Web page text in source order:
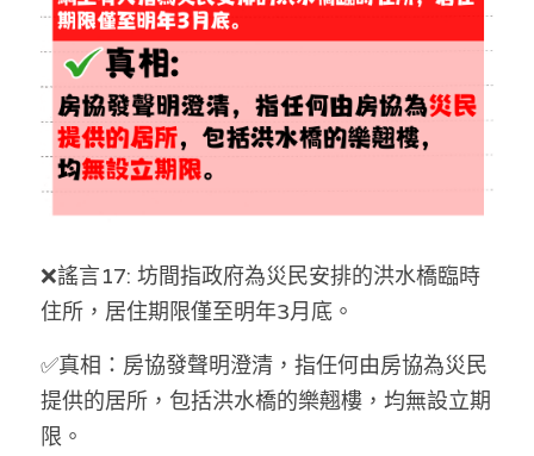
反華推手你要知
反華推手懶人包
民主派騙案十式
反華推手起底
美西極權主義
真相直擊
極端暴恐實錄
KOL 專欄
林淑芳專欄
屈穎妍專欄
莫綺琪專欄
黃萬成專欄
招國偉專欄
絕密法庭檔案
醫院口岸爆炸案
黎智英案審訊
支聯會案
35+顛覆案
生活
休閒好介紹
親子
花生仔漫畫週記
人才招聘
投稿熱線
商戶合作
搜索
繁體中文
繁體中文
❌謠言17: 坊間指政府為災民安排的洪水橋臨時
住所，居住期限僅至明年3月底。
✅真相：房協發聲明澄清，指任何由房協為災民
提供的居所，包括洪水橋的樂翹樓，均無設立期
限。